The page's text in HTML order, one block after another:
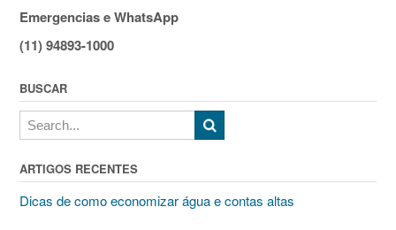
Emergencias e WhatsApp
(11) 94893-1000
BUSCAR
ARTIGOS RECENTES
Dicas de como economizar água e contas altas